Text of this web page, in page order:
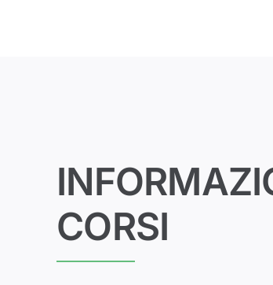
CORSI